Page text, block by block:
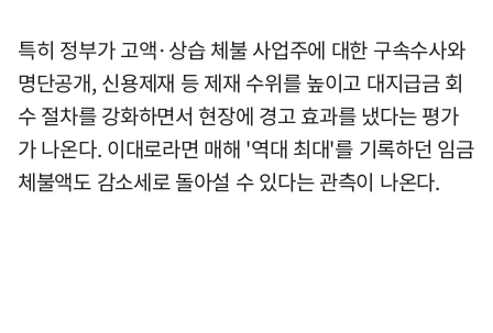
특히 정부가 고액·상습 체불 사업주에 대한 구속수사와
명단공개, 신용제재 등 제재 수위를 높이고 대지급금 회
수 절차를 강화하면서 현장에 경고 효과를 냈다는 평가
가 나온다. 이대로라면 매해 '역대 최대'를 기록하던 임금
체불액도 감소세로 돌아설 수 있다는 관측이 나온다.